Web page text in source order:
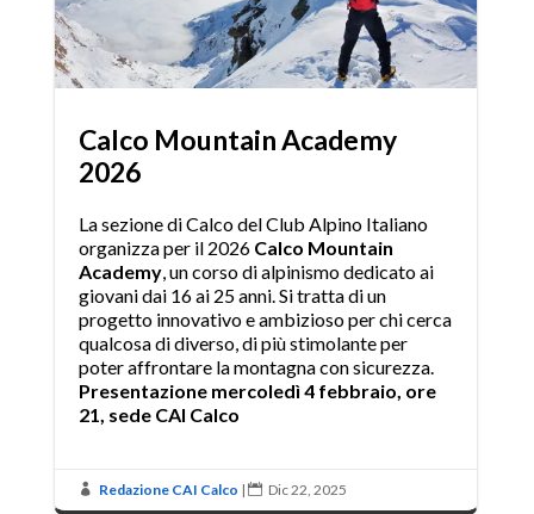
Calco Mountain Academy
2026
La sezione di Calco del Club Alpino Italiano
organizza per il 2026 Calco Mountain
Academy, un corso di alpinismo dedicato ai
giovani dai 16 ai 25 anni. Si tratta di un
progetto innovativo e ambizioso per chi cerca
qualcosa di diverso, di più stimolante per
poter affrontare la montagna con sicurezza.
Presentazione mercoledì 4 febbraio, ore
21, sede CAI Calco
 Redazione CAI Calco |  Dic 22, 2025